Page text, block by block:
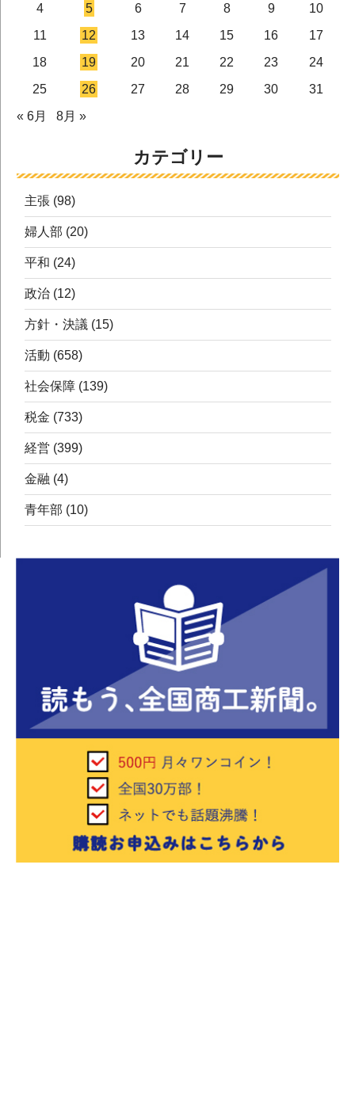
4
5 6 7 8 9
10
11
12 13 14 15 16
17
18
19 20 21 22 23
24
25
26 27 28 29 30
31
« 6月
8月 »
カテゴリー
主張 (98)
婦人部 (20)
平和 (24)
政治 (12)
方針・決議 (15)
活動 (658)
社会保障 (139)
税金 (733)
経営 (399)
金融 (4)
青年部 (10)